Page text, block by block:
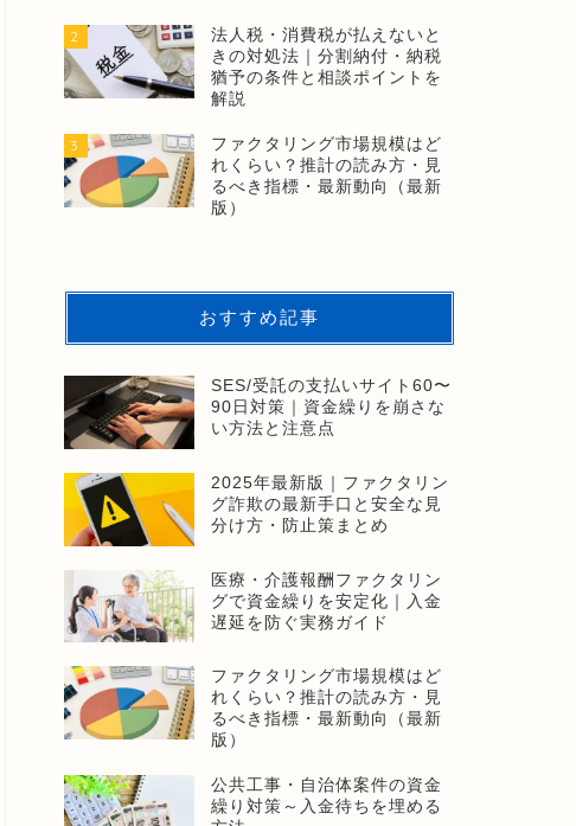
2
法人税・消費税が払えないと
きの対処法｜分割納付・納税
猶予の条件と相談ポイントを
解説
3
ファクタリング市場規模はど
れくらい？推計の読み方・見
るべき指標・最新動向（最新
版）
おすすめ記事
SES/受託の支払いサイト60〜
90日対策｜資金繰りを崩さな
い方法と注意点
2025年最新版｜ファクタリン
グ詐欺の最新手口と安全な見
分け方・防止策まとめ
医療・介護報酬ファクタリン
グで資金繰りを安定化｜入金
遅延を防ぐ実務ガイド
ファクタリング市場規模はど
れくらい？推計の読み方・見
るべき指標・最新動向（最新
版）
公共工事・自治体案件の資金
繰り対策～入金待ちを埋める